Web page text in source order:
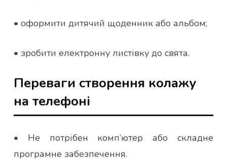
• оформити дитячий щоденник або альбом;
• зробити електронну листівку до свята.
Переваги створення колажу
на телефоні
• Не потрібен комп’ютер або складне
програмне забезпечення.